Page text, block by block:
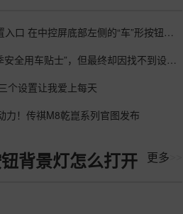
深蓝设置推荐 1. 进入设置入口 在中控屏底部左侧的“车”形按钮点击即可打开设置
唉！虽然认真学习了“冬季安全用车贴士”，但最终却因找不到设置按钮而感到困惑。文中
个设置让我爱上每天
力！传祺M8乾崑系列官图发布
背景灯怎么打开 更多